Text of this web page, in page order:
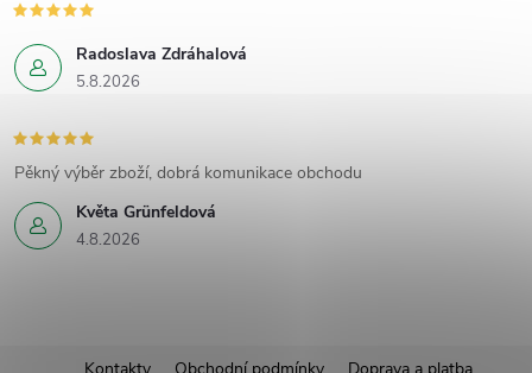
Radoslava Zdráhalová
5.8.2026
Květa Grünfeldová
4.8.2026
Pěkný výběr zboží, dobrá komunikace obchodu